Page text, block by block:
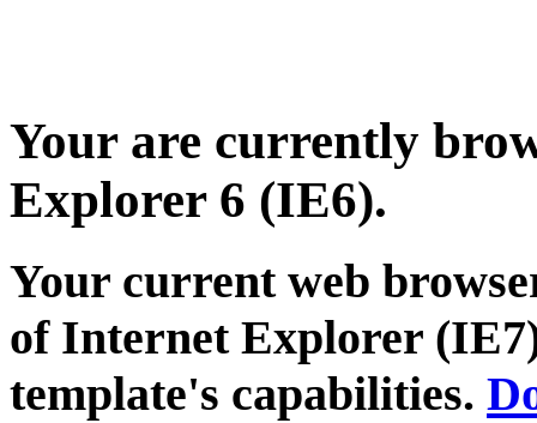
Your are currently
Explorer 6 (IE6).
Your current web
of Internet Explorer
template's capabilities.